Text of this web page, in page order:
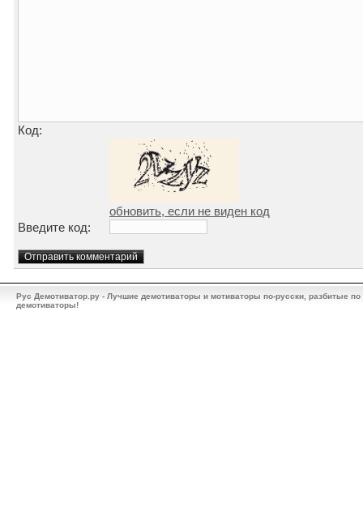
Код:
обновить, если не виден код
Введите код:
Рус Демотиватор.ру - Лучшие демотиваторы и мотиваторы по-русски, разбитые
демотиваторы!